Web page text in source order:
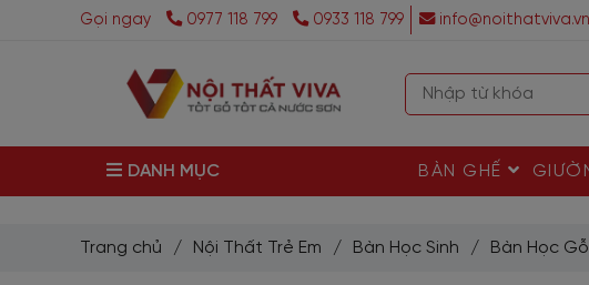
Gọi ngay 0977 118 799 0933 118 799 info@noithatviva.vn
DANH MỤC BÀN GHẾ
Trang chủ / Nội Thất Trẻ Em / Bàn Học Sinh / Bàn Học